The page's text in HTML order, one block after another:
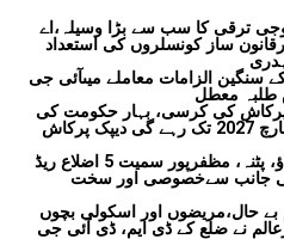
ترقی کا سب سے بڑا وسیلہ،اے
ساز کونسلروں کی استعداد
سنگین الزامات معاملے میںآئی جی
کی کرسی، بہار حکومت کی
سفارش پر لیا گیا فیصلہ،اب 16 مارچ 2027 تک رہے گی دیپک پرکاش
بہار کے 5 اضلاع میں ڈینگو کا پھیلاؤ، پٹنہ، مظفرپور سمیت 5 اضلاع ریڈ
جانب سےخصوصی اور سخت
حال،مریضوں اور اسکولی بچوں
نے ضلع کے ڈی ایم، ڈی آئی جی